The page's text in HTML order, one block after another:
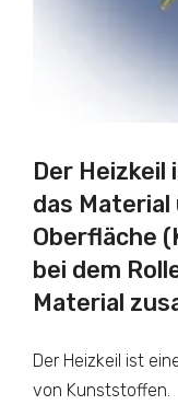
Der Heizkeil
das Material
Oberfläche
bei dem
Material
Der Heizkeil ist
von Kunststoffen.